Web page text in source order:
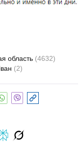
область (4632)
(2)